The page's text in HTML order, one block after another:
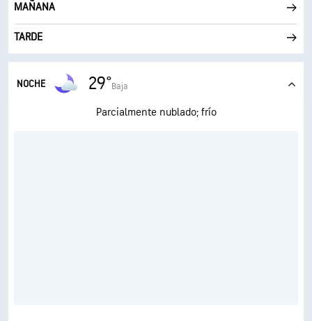
MAÑANA
TARDE
NOCHE 29°Baja
Parcialmente nublado; frío